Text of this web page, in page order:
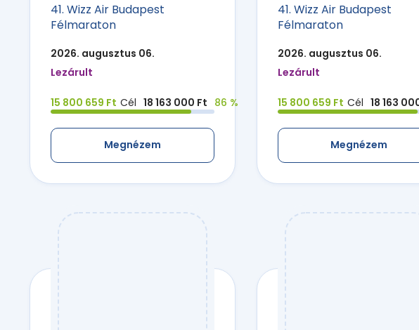
41. Wizz Air Budapest
Félmaraton
2026. augusztus 06.
Lezárult
15 800 659 Ft Cél 18 163 000 Ft 86 %
Megnézem
41. Wizz Air Budapest
Félmaraton
2026. augusztus 06.
Lezárult
15 800 659 Ft Cél 18 163
Megnézem